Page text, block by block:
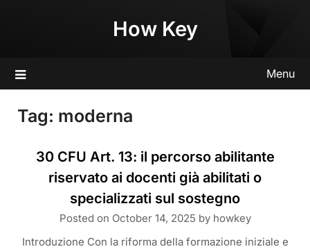
How Key
Menu
Tag: moderna
30 CFU Art. 13: il percorso abilitante
riservato ai docenti già abilitati o
specializzati sul sostegno
Posted on October 14, 2025 by howkey
Introduzione Con la riforma della formazione iniziale e